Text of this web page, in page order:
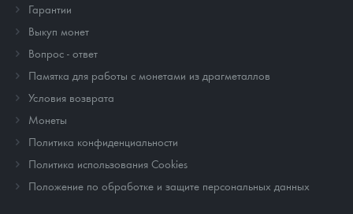
Гарантии
Выкуп монет
Вопрос - ответ
Памятка для работы с монетами из драгметаллов
Условия возврата
Монеты
Политика конфиденциальности
Политика использования Cookies
Положение по обработке и защите персональных данных